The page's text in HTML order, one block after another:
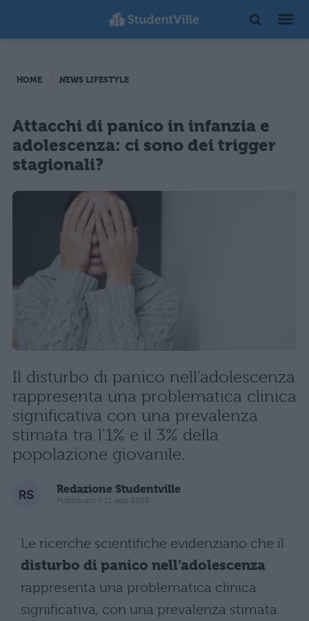
HOME NEWS LIFESTYLE
Attacchi di panico in infanzia e
adolescenza: ci sono dei trigger
stagionali?
Il disturbo di panico nell'adolescenza
rappresenta una problematica clinica
significativa con una prevalenza
stimata tra l'1% e il 3% della
popolazione giovanile.
Redazione Studentville
Pubblicato il 11 ago 2025
Le ricerche scientifiche evidenziano che il
disturbo di panico nell’adolescenza
rappresenta una problematica clinica
significativa, con una prevalenza stimata